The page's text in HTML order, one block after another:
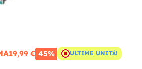
19,99 € 45% ULTIME UNITÀ!